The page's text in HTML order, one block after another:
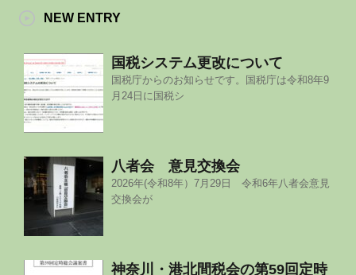
NEW ENTRY
国税システム更改について
国税庁からのお知らせです。国税庁は令和8年9
月24日に国税シ
八者会 意見交換会
2026年(令和8年）7月29日 令和6年八者会意見
交換会が
神奈川・港北間税会の第59回定時